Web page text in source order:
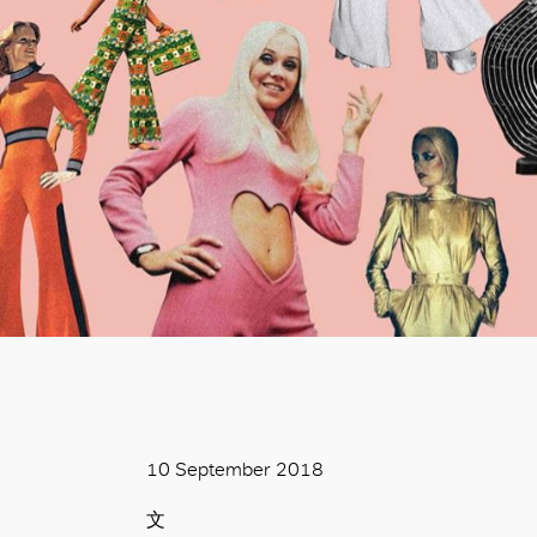
10 September 2018
文